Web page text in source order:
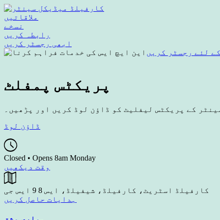
ملاقاتیں
نسخے
رابطہ کریں
ابھی رجسٹر کریں
لئے رجسٹر کریں
پریکٹس پمفلٹ
کے پریکٹس لیفلیٹ کو ڈاؤن لوڈ کریں اور پڑھیں۔
ڈاؤن لوڈ
Closed • Opens 8am Monday
وقت دیکھیں
کارفیلڈ اسٹریٹ، کارفیلڈ، شیفیلڈ، ایس 8 9 ایس جی
ہدایات حاصل کریں